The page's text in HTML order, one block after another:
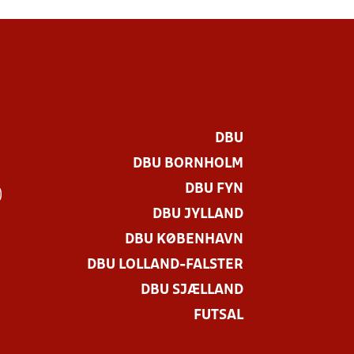
DBU
DBU BORNHOLM
DBU FYN
DBU JYLLAND
DBU KØBENHAVN
DBU LOLLAND-FALSTER
DBU SJÆLLAND
FUTSAL